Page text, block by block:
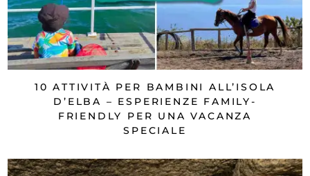
10 ATTIVITÀ PER BAMBINI ALL’ISOLA
D’ELBA – ESPERIENZE FAMILY-
FRIENDLY PER UNA VACANZA
SPECIALE